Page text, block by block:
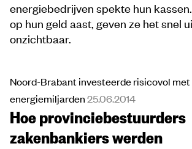
energiebedrijven spekte hun
op hun geld aast, geven ze het snel
onzichtbaar.
Noord-Brabant investeerde risicovol met
energiemiljarden25.06.2014
Hoe provinciebestuurders
zakenbankiers werden